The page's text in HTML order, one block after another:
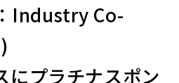
Industry Co-
にプラチナスポン